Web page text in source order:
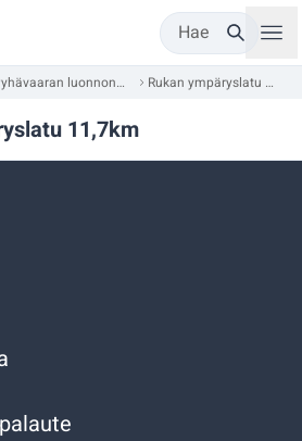
Hae
Valtavaaran ja Pyhävaaran luonnonsuojelualue Rukan ympäryslatu 11,7km
11,7km